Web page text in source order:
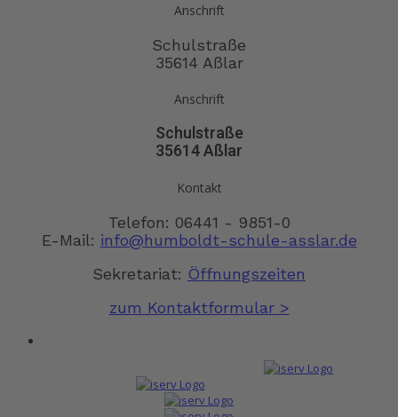
Anschrift
Schulstraße
35614 Aßlar
Anschrift
Schulstraße
35614 Aßlar
Kontakt
Telefon: 06441 - 9851-0
E-Mail: info@humboldt-schule-asslar.de
Sekretariat: Öffnungszeiten
zum Kontaktformular >